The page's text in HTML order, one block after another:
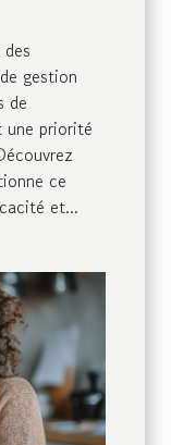
gestion
de
une priorité
ce
et...